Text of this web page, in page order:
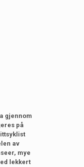
gjennom
på
av
mye
lekkert